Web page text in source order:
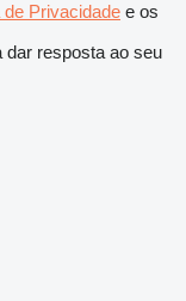
de Privacidade e os
resposta ao seu